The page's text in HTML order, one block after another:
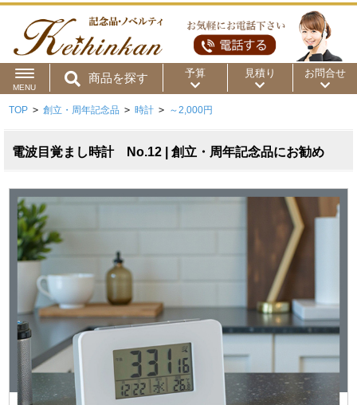
MENU
商品を探す 予算
用途から
商品カテゴリ
価格帯から
～50円 ～100円
～300円 ～500円 ～1,000円
～2,000円 ～5,000円 ～10,000円
～30,000円
50,001円～
見積り お問合せ
TOP > 創立・周年記念品 > 時計 > ～2,000円
電波目覚まし時計 No.12 | 創立・周年記念品にお勧め